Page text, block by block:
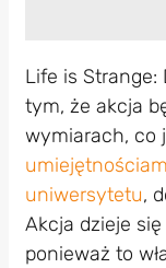
Life is Strange:
tym, że akcja
wymiarach, co
uniwersytetu,
Akcja dzieje
ponieważ to